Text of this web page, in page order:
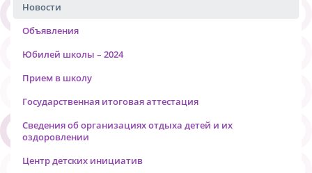
Новости
Объявления
Юбилей школы – 2024
Прием в школу
Государственная итоговая аттестация
Сведения об организациях отдыха детей и их
оздоровлении
Центр детских инициатив